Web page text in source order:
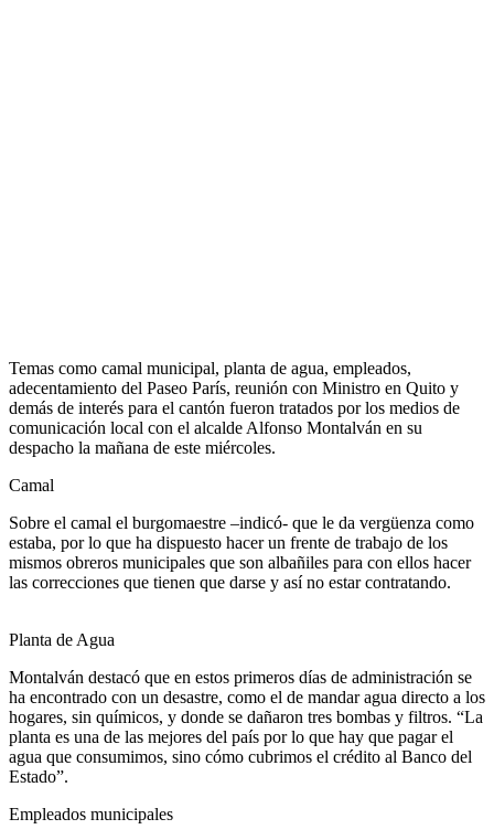
Temas como camal municipal, planta de agua, empleados,
adecentamiento del Paseo París, reunión con Ministro en Quito y
demás de interés para el cantón fueron tratados por los medios de
comunicación local con el alcalde Alfonso Montalván en su
despacho la mañana de este miércoles.
Camal
Sobre el camal el burgomaestre –indicó- que le da vergüenza como
estaba, por lo que ha dispuesto hacer un frente de trabajo de los
mismos obreros municipales que son albañiles para con ellos hacer
las correcciones que tienen que darse y así no estar contratando.
Planta de Agua
Montalván destacó que en estos primeros días de administración se
ha encontrado con un desastre, como el de mandar agua directo a los
hogares, sin químicos, y donde se dañaron tres bombas y filtros. “La
planta es una de las mejores del país por lo que hay que pagar el
agua que consumimos, sino cómo cubrimos el crédito al Banco del
Estado”.
Empleados municipales